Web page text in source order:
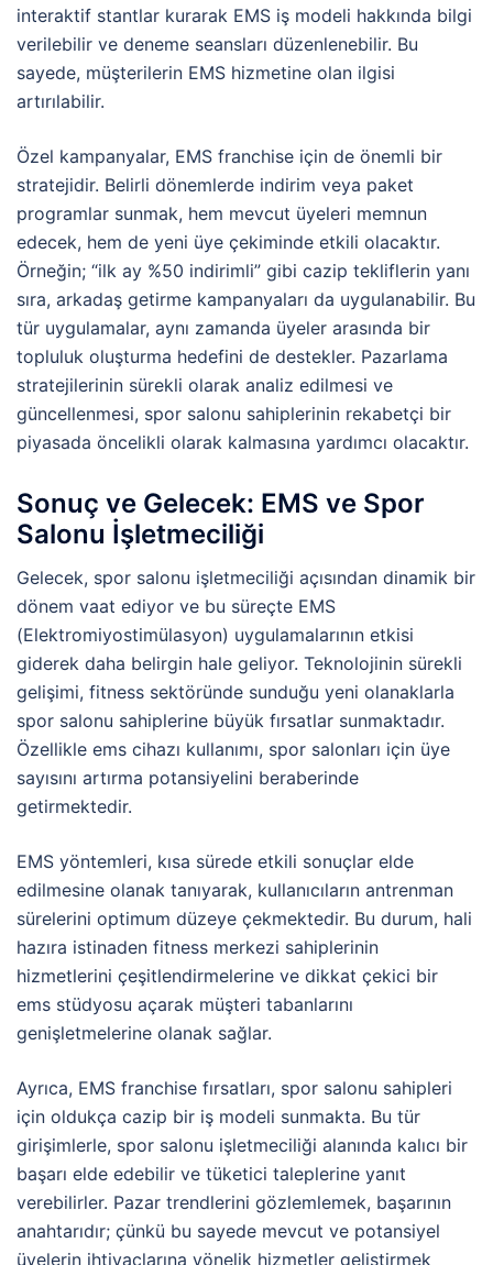
interaktif stantlar kurarak EMS iş modeli hakkında bilgi
verilebilir ve deneme seansları düzenlenebilir. Bu
sayede, müşterilerin EMS hizmetine olan ilgisi
artırılabilir.
Özel kampanyalar, EMS franchise için de önemli bir
stratejidir. Belirli dönemlerde indirim veya paket
programlar sunmak, hem mevcut üyeleri memnun
edecek, hem de yeni üye çekiminde etkili olacaktır.
Örneğin; “ilk ay %50 indirimli” gibi cazip tekliflerin yanı
sıra, arkadaş getirme kampanyaları da uygulanabilir. Bu
tür uygulamalar, aynı zamanda üyeler arasında bir
topluluk oluşturma hedefini de destekler. Pazarlama
stratejilerinin sürekli olarak analiz edilmesi ve
güncellenmesi, spor salonu sahiplerinin rekabetçi bir
piyasada öncelikli olarak kalmasına yardımcı olacaktır.
Sonuç ve Gelecek: EMS ve Spor
Salonu İşletmeciliği
Gelecek, spor salonu işletmeciliği açısından dinamik bir
dönem vaat ediyor ve bu süreçte EMS
(Elektromiyostimülasyon) uygulamalarının etkisi
giderek daha belirgin hale geliyor. Teknolojinin sürekli
gelişimi, fitness sektöründe sunduğu yeni olanaklarla
spor salonu sahiplerine büyük fırsatlar sunmaktadır.
Özellikle ems cihazı kullanımı, spor salonları için üye
sayısını artırma potansiyelini beraberinde
getirmektedir.
EMS yöntemleri, kısa sürede etkili sonuçlar elde
edilmesine olanak tanıyarak, kullanıcıların antrenman
sürelerini optimum düzeye çekmektedir. Bu durum, hali
hazıra istinaden fitness merkezi sahiplerinin
hizmetlerini çeşitlendirmelerine ve dikkat çekici bir
ems stüdyosu açarak müşteri tabanlarını
genişletmelerine olanak sağlar.
Ayrıca, EMS franchise fırsatları, spor salonu sahipleri
için oldukça cazip bir iş modeli sunmakta. Bu tür
girişimlerle, spor salonu işletmeciliği alanında kalıcı bir
başarı elde edebilir ve tüketici taleplerine yanıt
verebilirler. Pazar trendlerini gözlemlemek, başarının
anahtarıdır; çünkü bu sayede mevcut ve potansiyel
üyelerin ihtiyaçlarına yönelik hizmetler geliştirmek